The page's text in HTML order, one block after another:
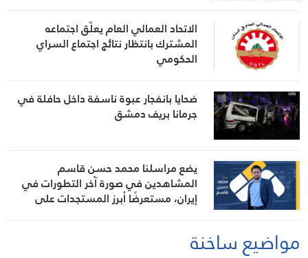
الاتحاد العمالي العام يعلّق اجتماعه
المشترك بانتظار نتائج اجتماع السراي
الحكومي
ضحايا بانفجار عبوة ناسفة داخل حافلة في
جرمانا بريف دمشق
يضع مراسلنا محمد حسن قاسم
المشاهدين في صورة آخر التطورات في
إيران، مستعرضًا أبرز المستجدات على
الصلة بالشأنين الداخلي والإقليميمواضيع ساخنة